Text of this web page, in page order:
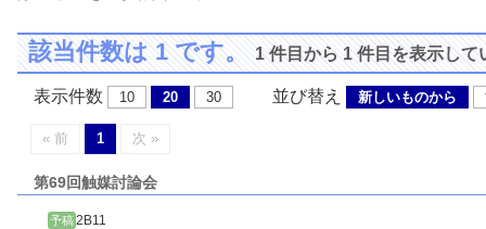
該当件数は 1 です。1 件目から 1 件目を表示して
表示件数 10 20 30 並び替え 新しいものから
« 前 1 次 »
第69回触媒討論会
予稿 2B11